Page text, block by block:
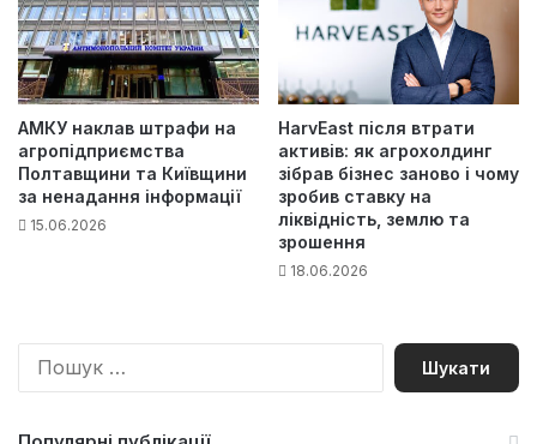
АМКУ наклав штрафи на
агропідприємства
Полтавщини та Київщини
за ненадання інформації
15.06.2026
HarvEast після втрати
активів: як агрохолдинг
зібрав бізнес заново і чому
зробив ставку на
ліквідність, землю та
зрошення
18.06.2026
П